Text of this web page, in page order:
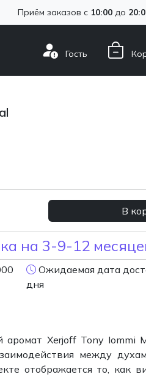
Приём заказов с 10:00 до
Гость
В
на 3-9-12
Ожидаемая дата
дня
Xerjoff Tony Iommi
между
отображается то, как